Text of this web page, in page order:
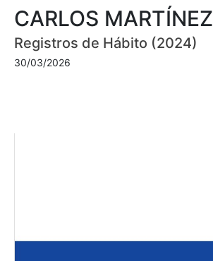
CARLOS MARTÍNEZ
Registros de Hábito (2024)
30/03/2026